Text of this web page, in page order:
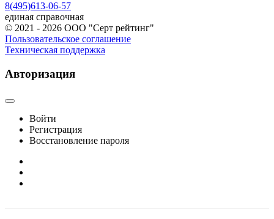
8(495)613-06-57
единая справочная
© 2021 - 2026 ООО "Серт рейтинг"
Пользовательское соглашение
Техническая поддержка
Авторизация
Войти
Регистрация
Восстановление пароля